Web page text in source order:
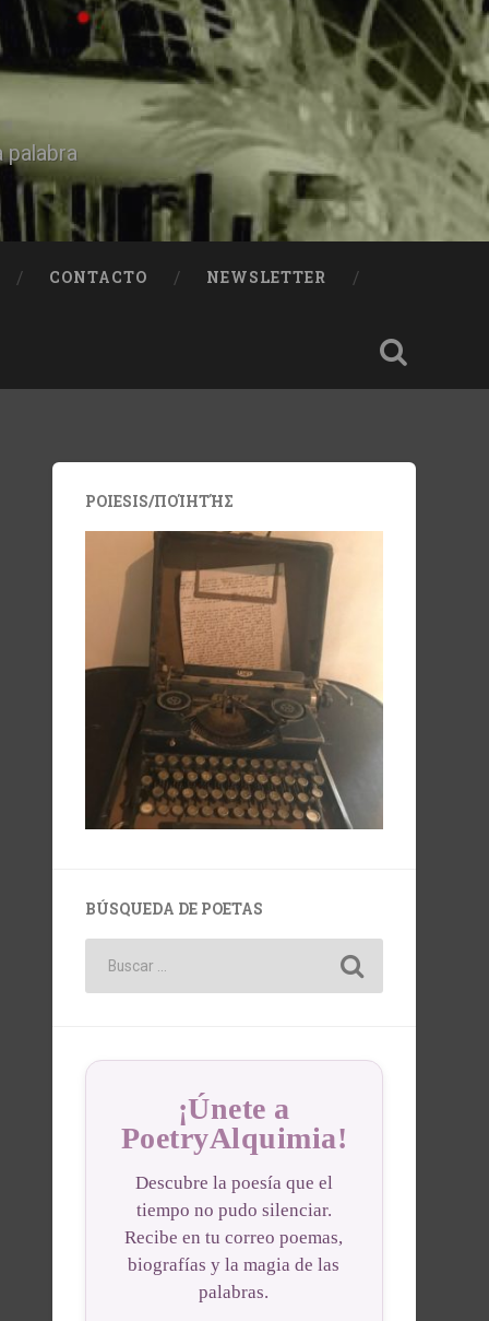
palabra
CONTACTO NEWSLETTER
POIESIS/ΠΟΊΗΤΉΣ
BÚSQUEDA DE POETAS
¡Únete a
PoetryAlquimia!
Descubre la poesía que el
tiempo no pudo silenciar.
Recibe en tu correo poemas,
biografías y la magia de las
palabras.